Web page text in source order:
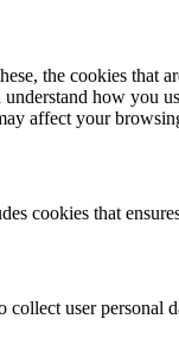
the cookies that
how
affect your
cookies that
user personal